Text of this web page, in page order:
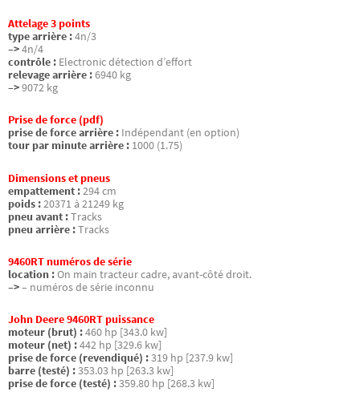
Attelage 3 points
type arrière :4n/3
–>4n/4
contrôle : Electronic détection d’effort
relevage arrière :6940 kg
–>9072 kg
Prise de force (pdf)
prise de force arrière : Indépendant (en option)
tour par minute arrière : 1000 (1.75)
Dimensions et pneus
empattement :294 cm
poids :20371 à 21249 kg
pneu avant :Tracks
pneu arrière :Tracks
9460RT numéros de série
location :On main tracteur cadre, avant-côté droit.
–>– numéros de série inconnu
John Deere 9460RT puissance
moteur (brut) :460 hp [343.0 kw]
moteur (net) :442 hp [329.6 kw]
prise de force (revendiqué) :319 hp [237.9 kw]
barre (testé) :353.03 hp [263.3 kw]
prise de force (testé) :359.80 hp [268.3 kw]